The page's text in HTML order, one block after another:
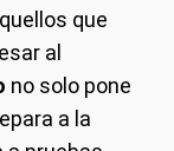
que
al
no solo pone
a la